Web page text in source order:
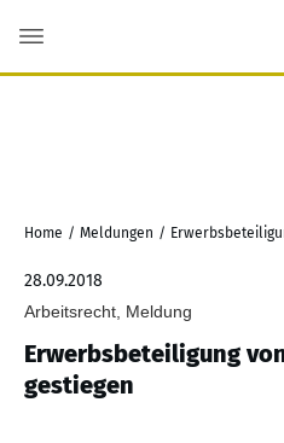
Home / Meldungen /
28.09.2018
Arbeitsrecht, Meldung
Erwerbsbeteiligung
gestiegen